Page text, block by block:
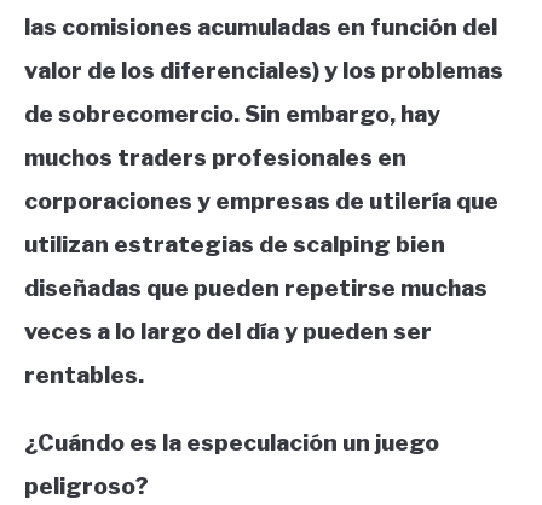
las comisiones acumuladas en función del
valor de los diferenciales) y los problemas
de sobrecomercio. Sin embargo, hay
muchos traders profesionales en
corporaciones y empresas de utilería que
utilizan estrategias de scalping bien
diseñadas que pueden repetirse muchas
veces a lo largo del día y pueden ser
rentables.
¿Cuándo es la especulación un juego
peligroso?